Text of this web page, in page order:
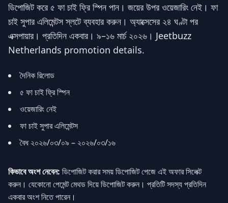
ডিপোজিট করে ৫ ফা চাই ফ্রি স্পিন পান। জয়ের উপর ওয়েজারিং নেই। ফা
চাই সুপার এলিমেন্টস স্লটে ব্যবহার করুন। অ্যাক্সেসের ২৪ ঘণ্টা পর
এক্সপায়ার। প্রতিদিন একবার। ৯–১৬ মার্চ ২০২৬। Jeetbuzz
Netherlands promotion details.
দৈনিক রিলোড
৫ ফা চাই ফ্রি স্পিন
ওয়েজারিং নেই
ফা চাই সুপার এলিমেন্টস
বৈধ ২০২৬/০৩/০৯ – ২০২৬/০৩/১৬
কিভাবে অংশ নেবেন: ডিপোজিট করার সময় ডিপোজিট পেজে এই অফার সিলেক্ট
করুন। যেকোনো পেমেন্ট মেথড দিয়ে ডিপোজিট করুন। প্রতিটি সদস্য প্রতিদিন
একবার অংশ নিতে পারেন।